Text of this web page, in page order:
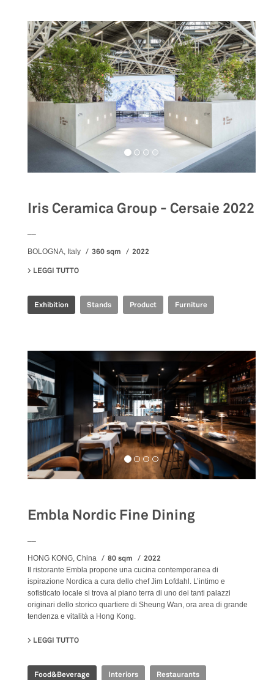
Iris Ceramica Group - Cersaie 2022
BOLOGNA, Italy 360 sqm
2022
LEGGI TUTTO
Exhibition Stands Product Furniture
Embla Nordic Fine Dining
HONG KONG, China 80 sqm 2022
Il ristorante Embla propone una cucina contemporanea di
ispirazione Nordica a cura dello chef Jim Lofdahl. L’intimo e
sofisticato locale si trova al piano terra di uno dei tanti palazzi
originari dello storico quartiere di Sheung Wan, ora area di grande
tendenza e vitalità a Hong Kong.
LEGGI TUTTO
Food&Beverage Interiors Restaurants